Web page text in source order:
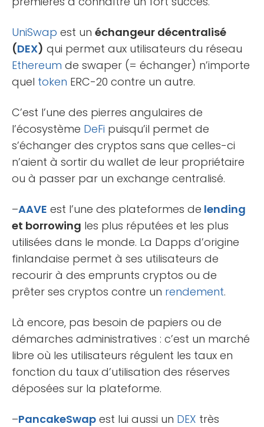
UniSwap est un échangeur décentralisé
(DEX) qui permet aux utilisateurs du réseau
Ethereum de swaper (= échanger) n’importe
quel token ERC-20 contre un autre.
C’est l’une des pierres angulaires de
l’écosystème DeFi puisqu’il permet de
s’échanger des cryptos sans que celles-ci
n’aient à sortir du wallet de leur propriétaire
ou à passer par un exchange centralisé.
–AAVE est l’une des plateformes de lending
et borrowing les plus réputées et les plus
utilisées dans le monde. La Dapps d’origine
finlandaise permet à ses utilisateurs de
recourir à des emprunts cryptos ou de
prêter ses cryptos contre un rendement.
Là encore, pas besoin de papiers ou de
démarches administratives : c’est un marché
libre où les utilisateurs régulent les taux en
fonction du taux d’utilisation des réserves
déposées sur la plateforme.
–PancakeSwap est lui aussi un DEX très